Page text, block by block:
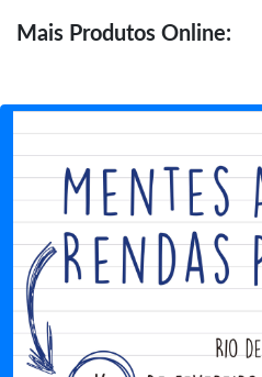
Mais Produtos Online: